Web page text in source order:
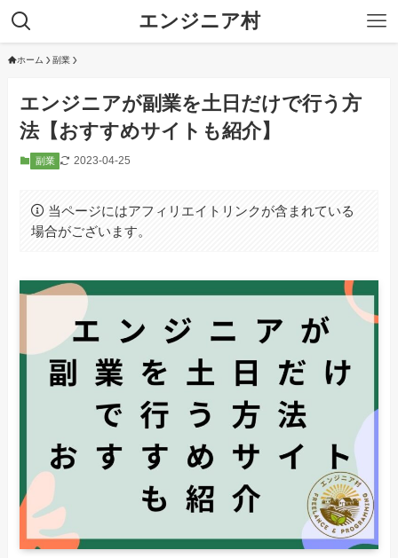
エンジニア村
ホーム 副業
エンジニアが副業を土日だけで行う方
法【おすすめサイトも紹介】
副業 2023-04-25
当ページにはアフィリエイトリンクが含まれている
場合がございます。